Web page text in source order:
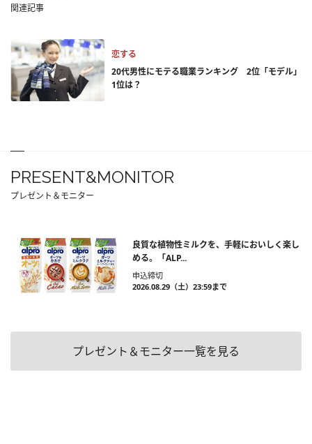
関連記事
恋する
20代男性にモテる職業ランキング 2位「モデル」
1位は？
PRESENT&MONITOR
プレゼント＆モニター
良質な植物性ミルクを、手軽においしく楽し
める。「ALP...
申込締切
2026.08.29（土）23:59まで
プレゼント＆モニター一覧を見る